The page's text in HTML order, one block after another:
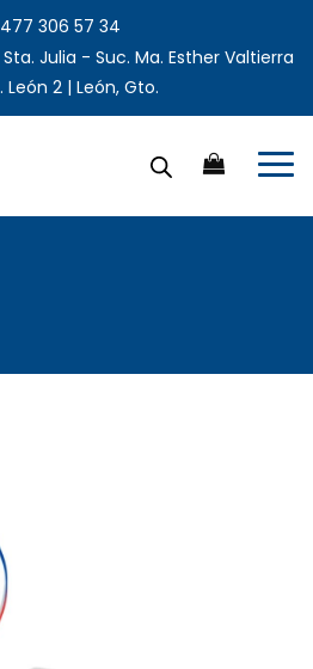
477 306 57 34
Julia - Suc. Ma. Esther Valtierra
León 2 | León, Gto.